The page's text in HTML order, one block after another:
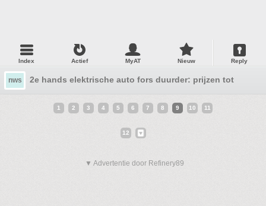
Index Actief MyAT Nieuw Reply
nws 2e hands elektrische auto fors duurder: prijzen tot 15
1 2 3 4 5 6 7 8 9 10 11
12
▼ Advertentie door Refinery89